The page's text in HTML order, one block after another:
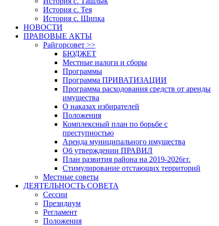
История с. Тея
История с. Шипка
НОВОСТИ
ПРАВОВЫЕ АКТЫ
Райгорсовет >>
БЮДЖЕТ
Местные налоги и сборы
Программы
Программа ПРИВАТИЗАЦИИ
Программа расходования средств от аренды
имущества
О наказах избирателей
Положения
Комплексный план по борьбе с
преступностью
Аренда муниципального имущества
Об утверждении ПРАВИЛ
План развития района на 2019-2026гг.
Стимулирование отстающих территорий
Местные советы
ДЕЯТЕЛЬНОСТЬ СОВЕТА
Сессии
Президиум
Регламент
Положения